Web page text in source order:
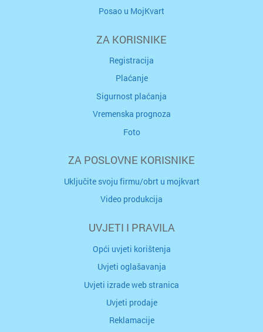
Posao u MojKvart
ZA KORISNIKE
Registracija
Plaćanje
Sigurnost plaćanja
Vremenska prognoza
Foto
ZA POSLOVNE KORISNIKE
Uključite svoju firmu/obrt u mojkvart
Video produkcija
UVJETI I PRAVILA
Opći uvjeti korištenja
Uvjeti oglašavanja
Uvjeti izrade web stranica
Uvjeti prodaje
Reklamacije